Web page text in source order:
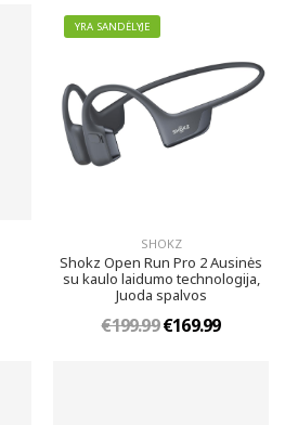
YRA SANDĖLYJE
SHOKZ
Shokz Open Run Pro 2 Ausinės
su kaulo laidumo technologija,
Juoda spalvos
€199.99€169.99